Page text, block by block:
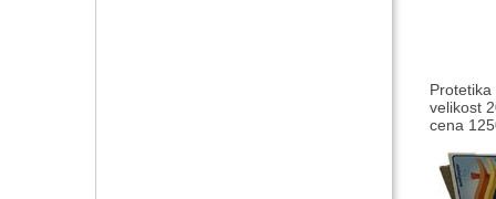
velikost
cena